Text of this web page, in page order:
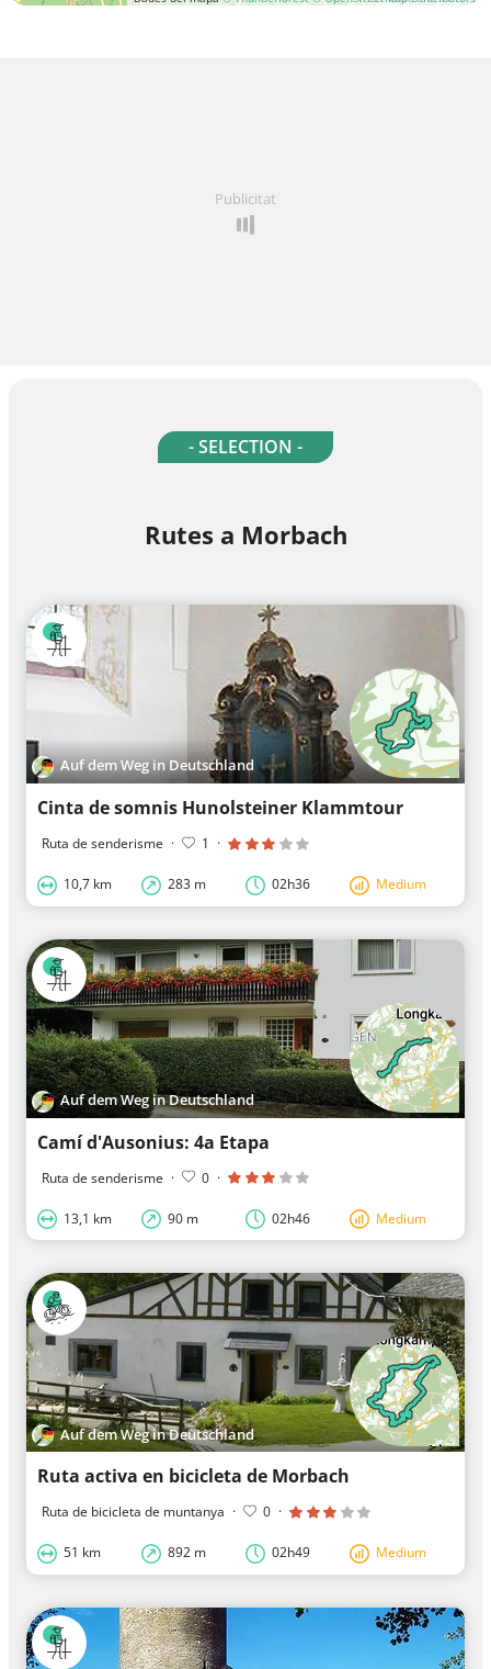
Publicitat
- SELECTION -
Rutes a Morbach
Auf dem Weg in Deutschland
Cinta de somnis Hunolsteiner Klammtour
Ruta de senderisme · 1 ·
10,7 km 283 m 02h36 Medium
Auf dem Weg in Deutschland
Camí d'Ausonius: 4a Etapa
Ruta de senderisme · 0 ·
13,1 km 90 m 02h46 Medium
Auf dem Weg in Deutschland
Ruta activa en bicicleta de Morbach
Ruta de bicicleta de muntanya · 0 ·
51 km 892 m 02h49 Medium